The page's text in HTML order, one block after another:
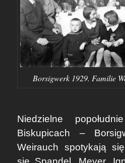
Borsigwerk 1929. Familie
Niedzielne
Biskupicach –
Weirauch spotykają